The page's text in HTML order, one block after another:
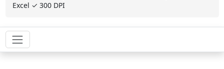
Excel ✓ 300 DPI